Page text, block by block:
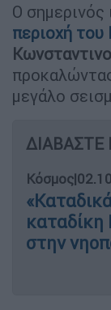
Ο σημερινός
περιοχή
μεγάλο
ΔΙΑΒΑΣΤΕ
Κόσμος|
καταδίκη
στην